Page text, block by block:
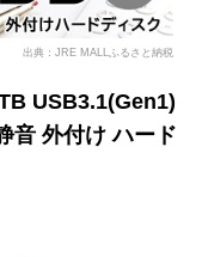
出典：JRE MALLふるさと納税
USB3.1(Gen1)
音 外付け ハード